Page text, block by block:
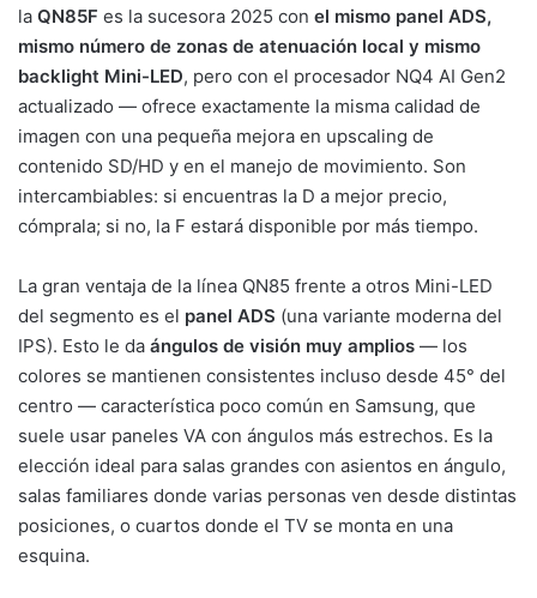
la QN85F es la sucesora 2025 con el mismo panel ADS,
mismo número de zonas de atenuación local y mismo
backlight Mini-LED, pero con el procesador NQ4 AI Gen2
actualizado — ofrece exactamente la misma calidad de
imagen con una pequeña mejora en upscaling de
contenido SD/HD y en el manejo de movimiento. Son
intercambiables: si encuentras la D a mejor precio,
cómprala; si no, la F estará disponible por más tiempo.
La gran ventaja de la línea QN85 frente a otros Mini-LED
del segmento es el panel ADS (una variante moderna del
IPS). Esto le da ángulos de visión muy amplios — los
colores se mantienen consistentes incluso desde 45° del
centro — característica poco común en Samsung, que
suele usar paneles VA con ángulos más estrechos. Es la
elección ideal para salas grandes con asientos en ángulo,
salas familiares donde varias personas ven desde distintas
posiciones, o cuartos donde el TV se monta en una
esquina.